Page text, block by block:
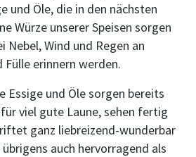
und Öle, die in den nächsten
Würze unserer Speisen sorgen
Nebel, Wind und Regen an
Fülle erinnern werden.
Essige und Öle sorgen bereits
viel gute Laune, sehen fertig
ganz liebreizend-wunderbar
auch hervorragend als